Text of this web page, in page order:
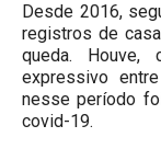
Desde 2016,
registros de
queda. Houve,
expressivo
nesse período
covid-19.